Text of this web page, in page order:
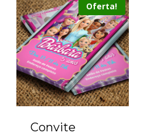
Oferta!
Convite